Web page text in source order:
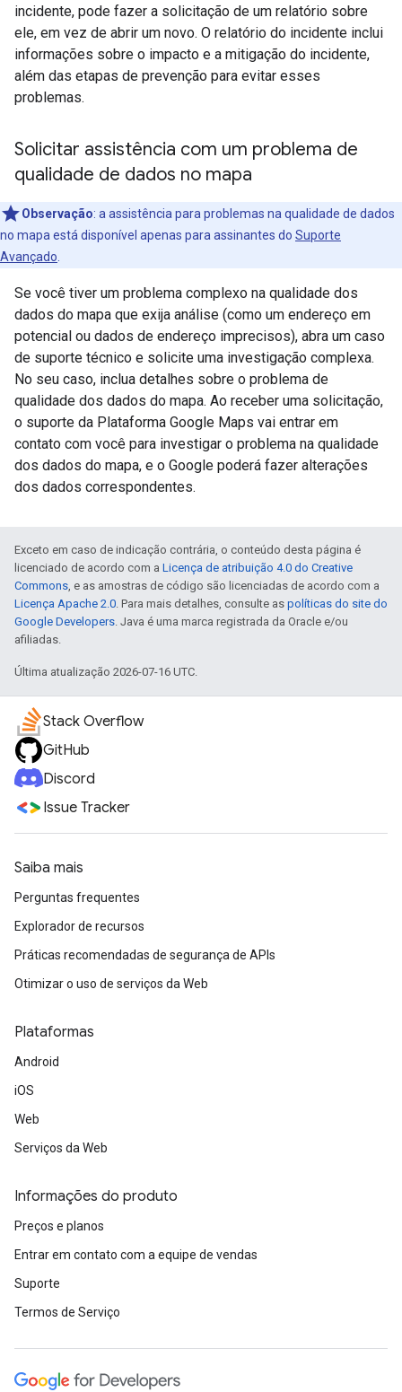
incidente, pode fazer a solicitação de um relatório sobre
ele, em vez de abrir um novo. O relatório do incidente inclui
informações sobre o impacto e a mitigação do incidente,
além das etapas de prevenção para evitar esses
problemas.
Solicitar assistência com um problema de
qualidade de dados no mapa
Observação: a assistência para problemas na qualidade de dados
no mapa está disponível apenas para assinantes do Suporte
Avançado
Se você tiver um problema complexo na qualidade dos
dados do mapa que exija análise (como um endereço em
potencial ou dados de endereço imprecisos), abra um caso
de suporte técnico e solicite uma investigação complexa.
No seu caso, inclua detalhes sobre o problema de
qualidade dos dados do mapa. Ao receber uma solicitação,
o suporte da Plataforma Google Maps vai entrar em
contato com você para investigar o problema na qualidade
dos dados do mapa, e o Google poderá fazer alterações
dos dados correspondentes.
Exceto em caso de indicação contrária, o conteúdo desta página é
licenciado de acordo com a Licença de atribuição 4.0 do Creative
Commons , e as amostras de código são licenciadas de acordo com a
Licença Apache 2.0 . Para mais detalhes, consulte as políticas do site do
Google Developers . Java é uma marca registrada da Oracle e/ou
afiliadas.
Última atualização 2026-07-16 UTC.
Stack Overflow
GitHub
Discord
Issue Tracker
Saiba mais
Perguntas frequentes
Explorador de recursos
Práticas recomendadas de segurança de APIs
Otimizar o uso de serviços da Web
Plataformas
Android
iOS
Web
Serviços da Web
Informações do produto
Preços e planos
Entrar em contato com a equipe de vendas
Suporte
Termos de Serviço